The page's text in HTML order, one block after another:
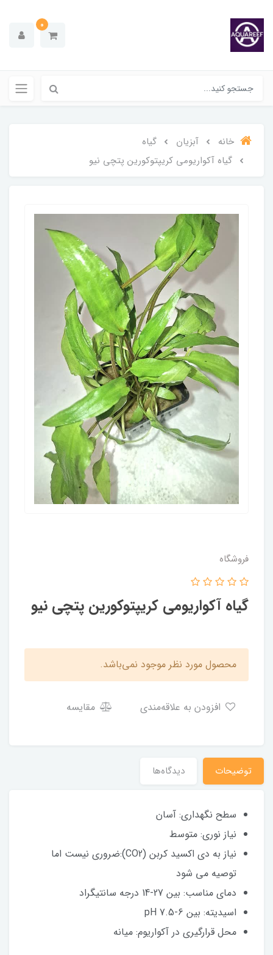
0
خانه آبزیان
گیاه
گیاه آکواریومی کریپتوکورین پتچی نیو
فروشگاه
گیاه آکواریومی کریپتوکورین پتچی نیو
محصول مورد نظر موجود نمی‌باشد.
مقایسه
توضیحات دیدگاه‌ها
سطح نگهداری: آسان
نیاز نوری: متوسط
نیاز به دی اکسید کربن (CO2):ضروری نیست اما
توصیه می شود
دمای مناسب: بین 27-14 درجه سانتیگراد
اسیدیته: بین 6-7.5 pH
محل قرارگیری در آکواریوم: میانه